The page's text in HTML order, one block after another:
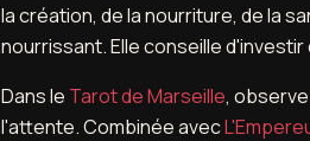
la création, de la nourriture, de la
nourrissant. Elle conseille
Dans le Tarot de Marseille,
l'attente. Combinée avec